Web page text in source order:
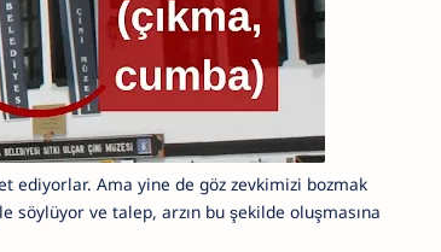
ediyorlar. Ama yine de göz zevkimizi bozmak
söylüyor ve talep, arzın bu şekilde oluşmasına